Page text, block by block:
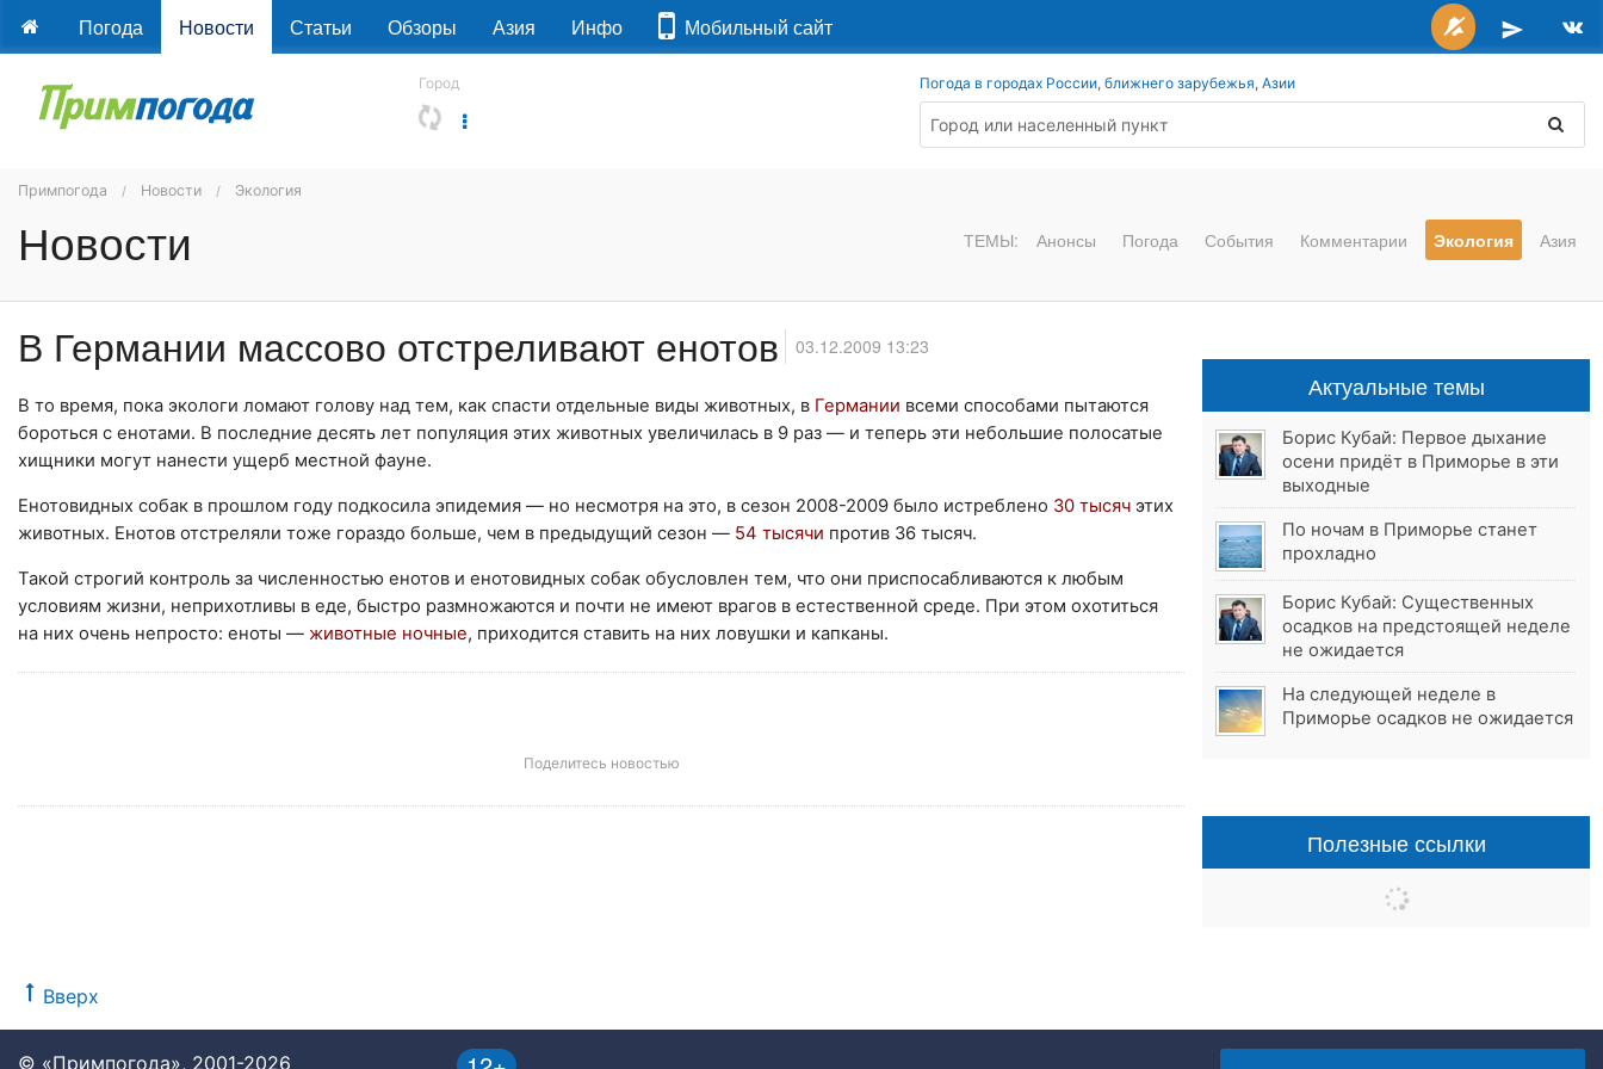
Погода Новости Статьи Обзоры Азия Инфо Мобильный сайт
Город Погода в городах России, ближнего зарубежья, Азии
Примпогода Новости Экология
Новости ТЕМЫ: Анонсы Погода События Комментарии Экология Азия
В Германии массово отстреливают енотов 03.12.2009 13:23
В то время, пока экологи ломают голову над тем, как спасти отдельные виды животных, в Германии всеми способами пытаются
бороться с енотами. В последние десять лет популяция этих животных увеличилась в 9 раз — и теперь эти небольшие полосатые
хищники могут нанести ущерб местной фауне.
Енотовидных собак в прошлом году подкосила эпидемия — но несмотря на это, в сезон 2008-2009 было истреблено 30 тысяч этих
животных. Енотов отстреляли тоже гораздо больше, чем в предыдущий сезон — 54 тысячи против 36 тысяч.
Такой строгий контроль за численностью енотов и енотовидных собак обусловлен тем, что они приспосабливаются к любым
условиям жизни, неприхотливы в еде, быстро размножаются и почти не имеют врагов в естественной среде. При этом охотиться
на них очень непросто: еноты — животные ночные, приходится ставить на них ловушки и капканы.
Поделитесь новостью
Вверх
Актуальные темы
Борис Кубай: Первое дыхание
осени придёт в Приморье в эти
выходные
По ночам в Приморье станет
прохладно
Борис Кубай: Существенных
осадков на предстоящей неделе
не ожидается
На следующей неделе в
Приморье осадков не ожидается
Полезные ссылки
© «Примпогода», 2001-2026